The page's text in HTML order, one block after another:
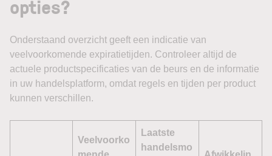
opties?
Onderstaand overzicht geeft een indicatie van
veelvoorkomende expiratietijden. Controleer altijd de
actuele productspecificaties van de beurs en de informatie
in uw handelsplatform, omdat regels en tijden per product
kunnen verschillen.
Veelvoorko
Laatste
handelsmo